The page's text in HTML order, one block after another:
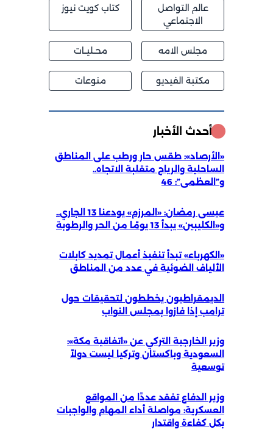
عالم التواصل
الاجتماعي
كتاب كويت نيوز
مجلس الامه محــليــات
مكتبة الفيديو منوعات
أحدث الأخبار
«الأرصاد»: طقس حار ورطب على المناطق
الساحلية والرياح متقلبة الاتجاه..
و”العظمى”: 46
عيسى رمضان: «المرزم» يودعنا 13 الجاري..
و«الكليبين» يبدأ 13 يومًا من الحر والرطوبة
«الكهرباء» تبدأ تنفيذ أعمال تمديد كابلات
الألياف الضوئية في عدد من المناطق
الديمقراطيون يخططون لتحقيقات حول
ترامب إذا فازوا بمجلس النواب
وزير الخارجية التركي عن «اتفاقية مكة»:
السعودية وباكستان وتركيا ليست دولاً
توسعية
وزير الدفاع تفقد عددًا من المواقع
العسكرية: مواصلة أداء المهام والواجبات
بكل كفاءة واقتدار